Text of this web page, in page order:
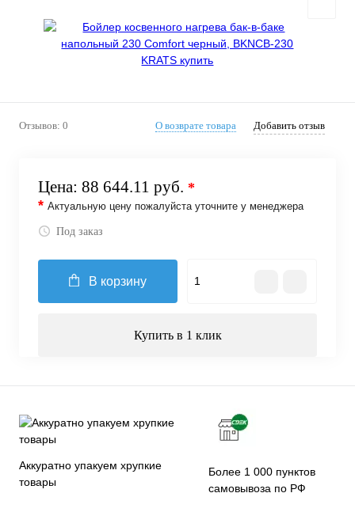
Отзывов: 0 О возврате товара Добавить отзыв
Цена: 88 644.11 руб. *
* Актуальную цену пожалуйста уточните у менеджера
Под заказ
В корзину
Купить в 1 клик
Аккуратно упакуем хрупкие
товары
Более 1 000 пунктов
самовывоза по РФ